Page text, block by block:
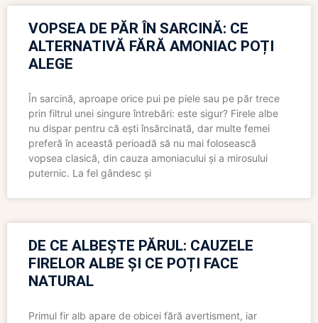
VOPSEA DE PĂR ÎN SARCINĂ: CE
ALTERNATIVĂ FĂRĂ AMONIAC POȚI
ALEGE
În sarcină, aproape orice pui pe piele sau pe păr trece
prin filtrul unei singure întrebări: este sigur? Firele albe
nu dispar pentru că ești însărcinată, dar multe femei
preferă în această perioadă să nu mai folosească
vopsea clasică, din cauza amoniacului și a mirosului
puternic. La fel gândesc și
DE CE ALBEȘTE PĂRUL: CAUZELE
FIRELOR ALBE ȘI CE POȚI FACE
NATURAL
Primul fir alb apare de obicei fără avertisment, iar